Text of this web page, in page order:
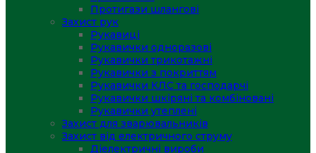
Протигази шлангові
Захист рук
Рукавиці
Рукавички одноразові
Рукавички трикотажні
Рукавички з покриттям
Рукавички КЛС та господарчі
Рукавички шкіряні та комбіновані
Рукавички утеплені
Захист для зварювальників
Захист від електричного струму
Діелектричні вироби